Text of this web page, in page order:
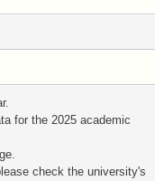
for the 2025 academic
check the university's